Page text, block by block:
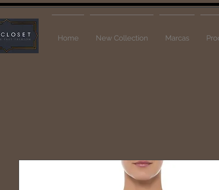
Home New Collection Marcas